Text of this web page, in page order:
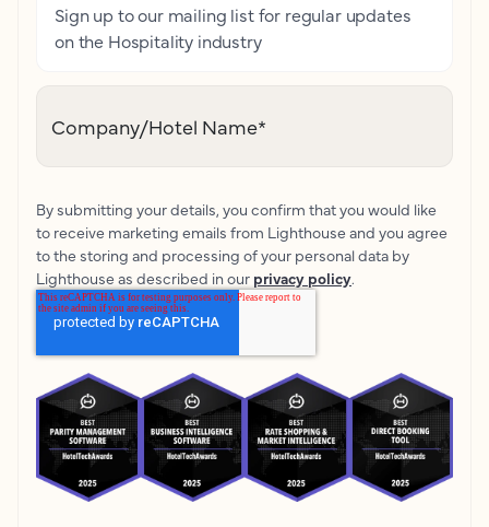
Sign up to our mailing list for regular updates
on the Hospitality industry
Company/Hotel Name*
By submitting your details, you confirm that you would like
to receive marketing emails from Lighthouse and you agree
to the storing and processing of your personal data by
Lighthouse as described in our privacy policy.